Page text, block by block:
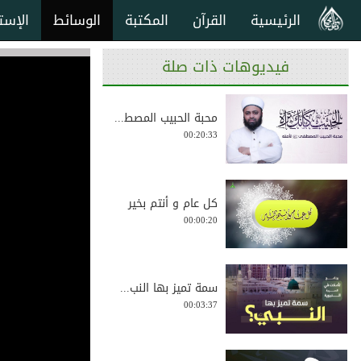
الوسائط المكتبة القرآن الرئيسية
فيديوهات ذات صلة
محبة الحبيب المصط...
00:20:33
كل عام و أنتم بخير
00:00:20
سمة تميز بها النب...
00:03:37